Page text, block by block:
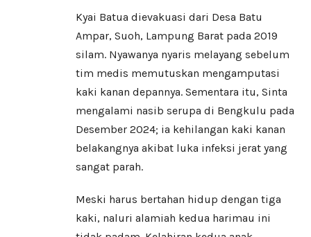
​Kyai Batua dievakuasi dari Desa Batu
Ampar, Suoh, Lampung Barat pada 2019
silam. Nyawanya nyaris melayang sebelum
tim medis memutuskan mengamputasi
kaki kanan depannya. Sementara itu, Sinta
mengalami nasib serupa di Bengkulu pada
Desember 2024; ia kehilangan kaki kanan
belakangnya akibat luka infeksi jerat yang
sangat parah.
​Meski harus bertahan hidup dengan tiga
kaki, naluri alamiah kedua harimau ini